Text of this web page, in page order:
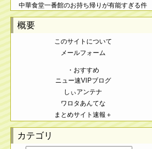
中華食堂一番館のお持ち帰りが有能すぎる件
概要
このサイトについて
メールフォーム
・おすすめ
ニュー速VIPブログ
しぃアンテナ
ワロタあんてな
まとめサイト速報＋
カテゴリ